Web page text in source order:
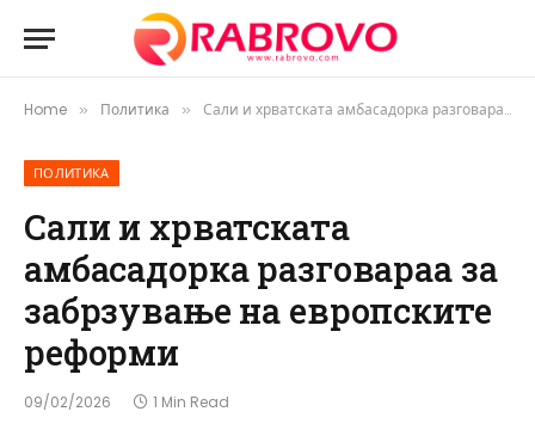
Home » Политика » Сали и хрватската амбасадорка разговараа за забрзување на европските реформи
ПОЛИТИКА
Сали и хрватската
амбасадорка разговараа за
забрзување на европските
реформи
09/02/2026 1 Min Read